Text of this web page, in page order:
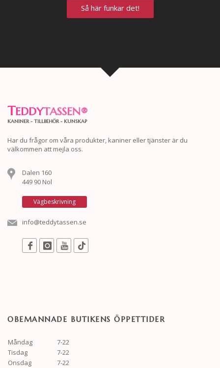
Så här funkar det!
TEDDYTASSEN®
KANINER - TILLBEHÖR - KUNSKAP
Har du frågor om våra produkter, kaniner eller tjänster är du
välkommen att mejla oss.
Dalen 160
449 90 Nol
Vägbeskrivning
info@teddytassen.se
OBEMANNADE BUTIKENS ÖPPETTIDER
Måndag
7-22
Tisdag
7-22
Onsdag
7-22